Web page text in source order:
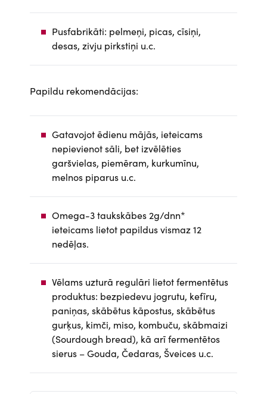
Pusfabrikāti: pelmeņi, picas, cīsiņi,
desas, zivju pirkstiņi u.c.
Papildu rekomendācijas:
Gatavojot ēdienu mājās, ieteicams
nepievienot sāli, bet izvēlēties
garšvielas, piemēram, kurkumīnu,
melnos piparus u.c.
Omega-3 taukskābes 2g/dnn*
ieteicams lietot papildus vismaz 12
nedēļas.
Vēlams uzturā regulāri lietot fermentētus
produktus: bezpiedevu jogrutu, kefīru,
paniņas, skābētus kāpostus, skābētus
gurķus, kimči, miso, kombuču, skābmaizi
(Sourdough bread), kā arī fermentētos
sierus – Gouda, Čedaras, Šveices u.c.